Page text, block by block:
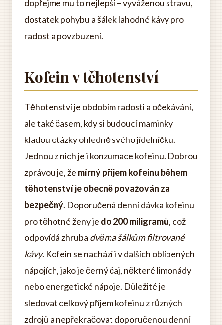
dopřejme mu to nejlepší – vyváženou stravu,
dostatek pohybu a šálek lahodné kávy pro
radost a povzbuzení.
Kofein v těhotenství
Těhotenství je obdobím radosti a očekávání,
ale také časem, kdy si budoucí maminky
kladou otázky ohledně svého jídelníčku.
Jednou z nich je i konzumace kofeinu. Dobrou
zprávou je, že mírný příjem kofeinu během
těhotenství je obecně považován za
bezpečný. Doporučená denní dávka kofeinu
pro těhotné ženy je do 200 miligramů, což
odpovídá zhruba dvěma šálkům filtrované
kávy. Kofein se nachází i v dalších oblíbených
nápojích, jako je černý čaj, některé limonády
nebo energetické nápoje. Důležité je
sledovat celkový příjem kofeinu z různých
zdrojů a nepřekračovat doporučenou denní